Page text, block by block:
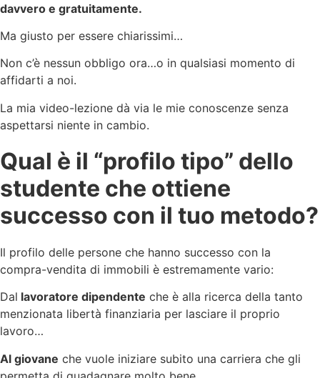
davvero e gratuitamente.
Ma giusto per essere chiarissimi…
Non c’è nessun obbligo ora…o in qualsiasi momento di
affidarti a noi.
La mia video-lezione dà via le mie conoscenze senza
aspettarsi niente in cambio.
Qual è il “profilo tipo” dello
studente che ottiene
successo con il tuo metodo?
Il profilo delle persone che hanno successo con la
compra-vendita di immobili è estremamente vario:
Dal lavoratore dipendente che è alla ricerca della tanto
menzionata libertà finanziaria per lasciare il proprio
lavoro…
Al giovane che vuole iniziare subito una carriera che gli